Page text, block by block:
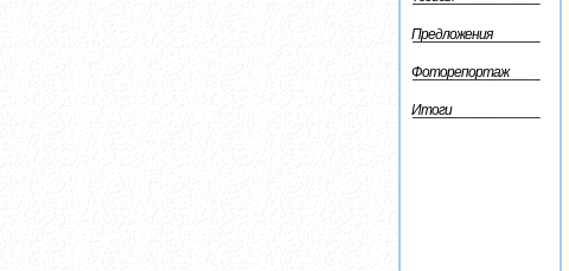
Предложения
Фоторепортаж
Итоги